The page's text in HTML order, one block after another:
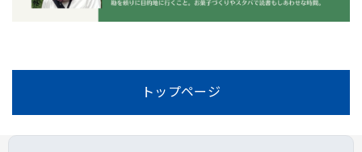
トップページ